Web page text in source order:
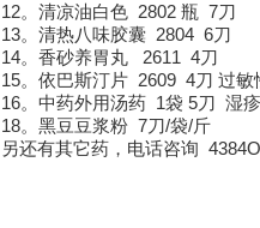
12。清凉油白色 2802 瓶 7刀
13。清热八味胶囊 2804 6刀
14。香砂养胃丸 2611 4刀
15。依巴斯汀片 2609 4刀 过敏
16。中药外用汤药 1袋 5刀 湿
18。黑豆豆浆粉 7刀/袋/斤
另还有其它药，电话咨询